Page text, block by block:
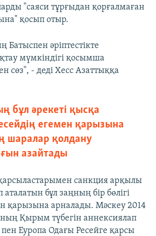
"саяси тұрғыдан қорғалмаған
қосып отыр.
Батыспен әріптестікте
мүмкіндігі қосымша
сөз", - деді Хесс Азаттыққа
бұл әрекеті қысқа
егемен қарызына
шаралар қолдану
азайтады
санкция арқылы
аталатын бұл заңның бір бөлігі
қарызына арналады. Мәскеу 2014
Қырым түбегін аннексиялап
Еуропа Одағы Ресейге қарсы